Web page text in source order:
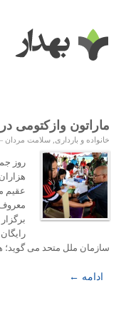
ماراتون وازکتومی
خانواده و بارداری سلامت مردان
روز
عقیم
سازمان ملل متحد می
ادامه ←